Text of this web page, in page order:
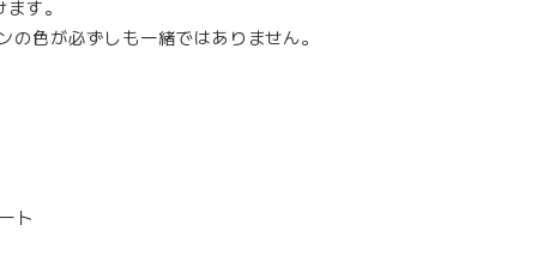
す。
色が必ずしも一緒ではありません。
ト